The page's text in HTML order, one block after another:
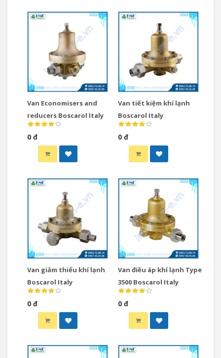
Van Economisers and
reducers Boscarol Italy
0 đ
Van tiết kiệm khí lạnh
Boscarol Italy
0 đ
Van giảm thiểu khí lạnh
Boscarol Italy
0 đ
Van điều áp khí lạnh Type
3500 Boscarol Italy
0 đ